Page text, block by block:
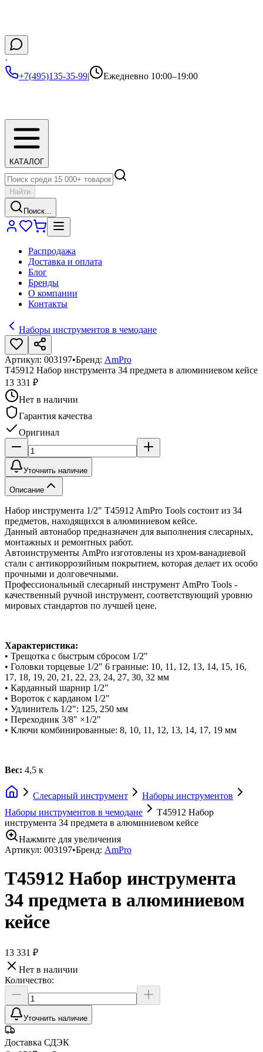
·
+7(495)135-35-99| Ежедневно 10:00–19:00
КАТАЛОГ
Найти
Поиск...
Распродажа
Доставка и оплата
Блог
Бренды
О компании
Контакты
Наборы инструментов в чемодане
Артикул: 003197•Бренд: AmPro
T45912 Набор инструмента 34 предмета в алюминиевом кейсе
13 331 ₽
Нет в наличии
Гарантия качества
Оригинал
Уточнить наличие
Описание
Набор инструмента 1/2" T45912 AmPro Tools состоит из 34
предметов, находящихся в алюминиевом кейсе.
Данный автонабор предназначен для выполнения слесарных,
монтажных и ремонтных работ.
Автоинструменты AmPro изготовлены из хром-ванадиевой
стали с антикоррозийным покрытием, которая делает их особо
прочными и долговечными.
Профессиональный слесарный инструмент AmPro Tools -
качественный ручной инструмент, соответствующий уровню
мировых стандартов по лучшей цене.
Характеристика:
• Трещотка с быстрым сбросом 1/2"
• Головки торцевые 1/2" 6 гранные: 10, 11, 12, 13, 14, 15, 16,
17, 18, 19, 20, 21, 22, 23, 24, 27, 30, 32 мм
• Карданный шарнир 1/2"
• Вороток с карданом 1/2"
• Удлинитель 1/2": 125, 250 мм
• Переходник 3/8" ×1/2"
• Ключи комбинированные: 8, 10, 11, 12, 13, 14, 17, 19 мм
Вес: 4,5 к
Слесарный инструмент
Наборы инструментов
Наборы инструментов в чемодане
T45912 Набор
инструмента 34 предмета в алюминиевом кейсе
Нажмите для увеличения
Артикул: 003197•Бренд: AmPro
T45912 Набор инструмента
34 предмета в алюминиевом
кейсе
13 331 ₽
Нет в наличии
Количество:
Уточнить наличие
Доставка СДЭК